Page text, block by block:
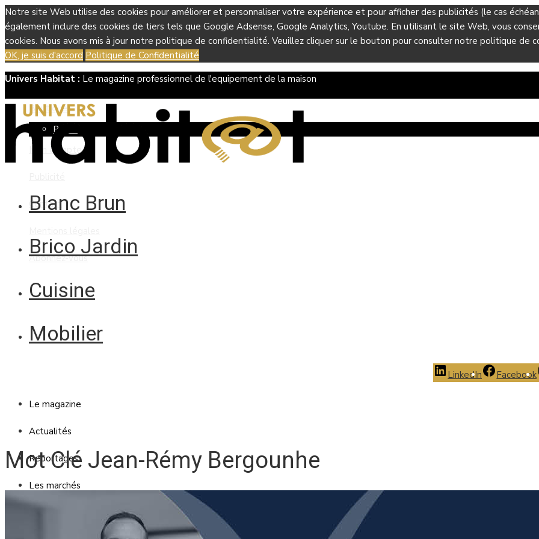
Notre site Web utilise des cookies pour améliorer et personnaliser votre expérience et pour afficher des publicités (le cas
également inclure des cookies de tiers tels que Google Adsense, Google Analytics, Youtube. En utilisant le site Web, vous
cookies. Nous avons mis à jour notre politique de confidentialité. Veuillez cliquer sur le bouton pour consulter notre politique de
OK, je suis d'accord Politique de Confidentialité
Univers Habitat : Le magazine professionnel de l'equipement de la maison
Boutique
Panier
Mon compte
Contact
Abonnez-vous
Blanc Brun
Brico Jardin
Cuisine
Mobilier
LinkedIn Facebook
Le magazine
Actualités
Reportages
Les marchés
Mot Clé Jean-Rémy Bergounhe